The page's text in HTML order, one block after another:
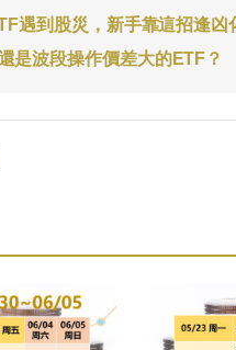
遇到股災，新手靠這招逢凶
是波段操作價差大的ETF？